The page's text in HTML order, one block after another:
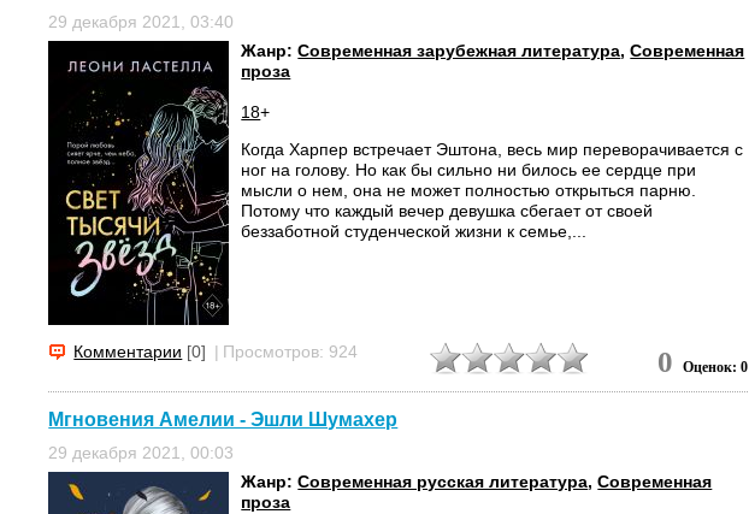
29 декабря 2021, 03:40
Жанр:Современная зарубежная литература,Современная
проза
18+
Когда Харпер встречает Эштона, весь мир переворачивается с
ног на голову. Но как бы сильно ни билось ее сердце при
мысли о нем, она не может полностью открыться парню.
Потому что каждый вечер девушка сбегает от своей
беззаботной студенческой жизни к семье,...
Комментарии [0] | Просмотров: 924 0 Оценок: 0
Мгновения Амелии - Эшли Шумахер
29 декабря 2021, 00:03
Жанр:Современная русская литература,Современная
проза